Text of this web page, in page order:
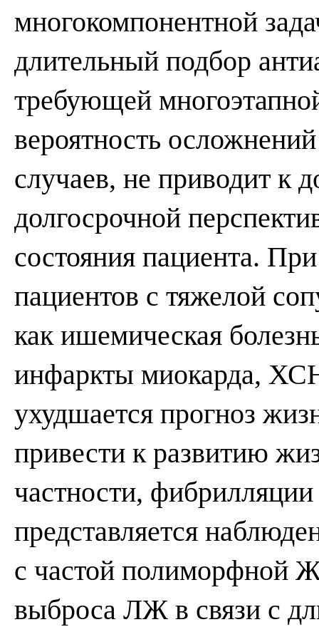
многокомпонентной
длительный подбор
требующей
вероятность
случаев, не приводит к
долгосрочной
состояния пациента.
пациентов с тяжелой
как ишемическая
инфаркты миокарда,
ухудшается прогноз
привести к развитию
частности,
представляется
с частой полиморфной
выброса ЛЖ в связи с